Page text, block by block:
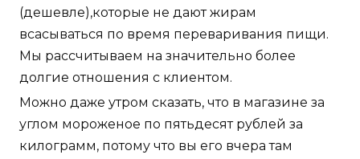
(дешевле),которые не дают жирам
всасываться по время переваривания пищи.
Мы рассчитываем на значительно более
долгие отношения с клиентом.
Можно даже утром сказать, что в магазине за
углом мороженое по пятьдесят рублей за
килограмм, потому что вы его вчера там